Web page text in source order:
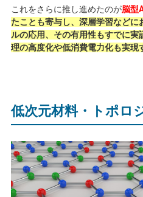
これをさらに推し進めたのが脳型
たことも寄与し、深層学習など
ルの応用、その有用性もすでに
理の高度化や低消費電力化も実現
低次元材料・トポロ